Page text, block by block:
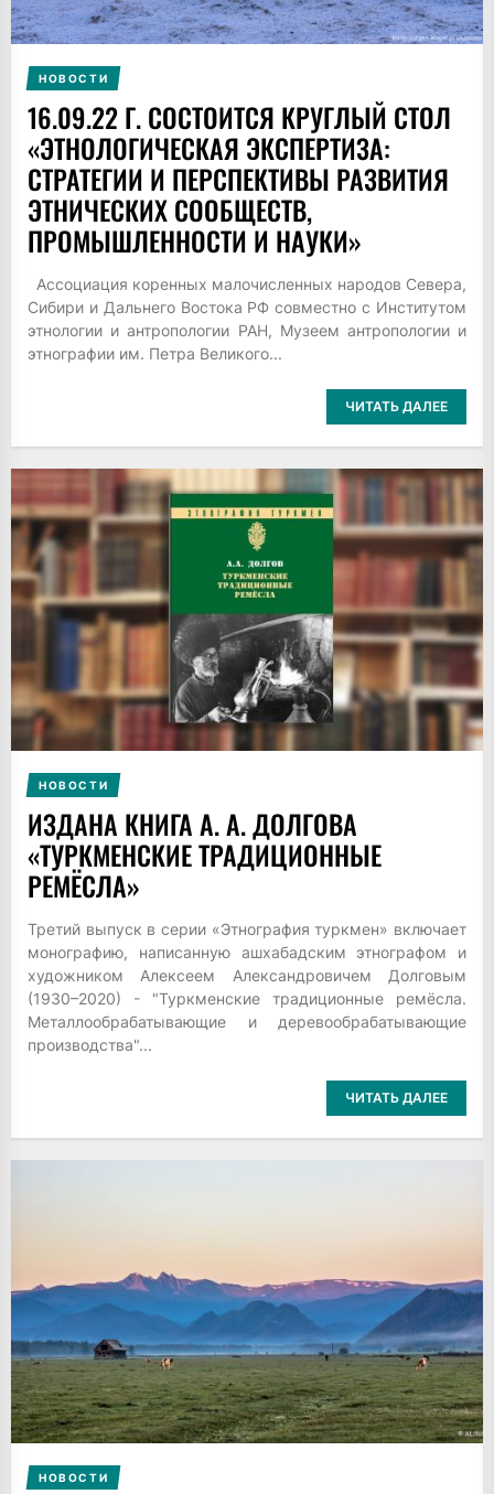
НОВОСТИ
16.09.22 Г. СОСТОИТСЯ КРУГЛЫЙ СТОЛ
«ЭТНОЛОГИЧЕСКАЯ ЭКСПЕРТИЗА:
СТРАТЕГИИ И ПЕРСПЕКТИВЫ РАЗВИТИЯ
ЭТНИЧЕСКИХ СООБЩЕСТВ,
ПРОМЫШЛЕННОСТИ И НАУКИ»
Ассоциация коренных малочисленных народов Севера,
Сибири и Дальнего Востока РФ совместно с Институтом
этнологии и антропологии РАН, Музеем антропологии и
этнографии им. Петра Великого...
ЧИТАТЬ ДАЛЕЕ
НОВОСТИ
ИЗДАНА КНИГА А. А. ДОЛГОВА
«ТУРКМЕНСКИЕ ТРАДИЦИОННЫЕ
РЕМЁСЛА»
Третий выпуск в серии «Этнография туркмен» включает
монографию, написанную ашхабадским этнографом и
художником Алексеем Александровичем Долговым
(1930–2020) - "Туркменские традиционные ремёсла.
Металлообрабатывающие и деревообрабатывающие
производства"...
ЧИТАТЬ ДАЛЕЕ
НОВОСТИ